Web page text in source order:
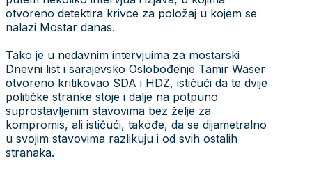
otvoreno detektira krivce za položaj u kojem se
nalazi Mostar danas.
Tako je u nedavnim intervjuima za mostarski
Dnevni list i sarajevsko Oslobođenje Tamir Waser
otvoreno kritikovao SDA i HDZ, ističući da te dvije
političke stranke stoje i dalje na potpuno
suprostavljenim stavovima bez želje za
kompromis, ali ističući, takođe, da se dijametralno
u svojim stavovima razlikuju i od svih ostalih
stranaka.